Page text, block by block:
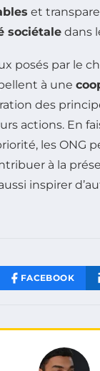
et
sociétale dans
posés par le
à une
des
actions. En
les ONG
à la
inspirer
FACEBOOK